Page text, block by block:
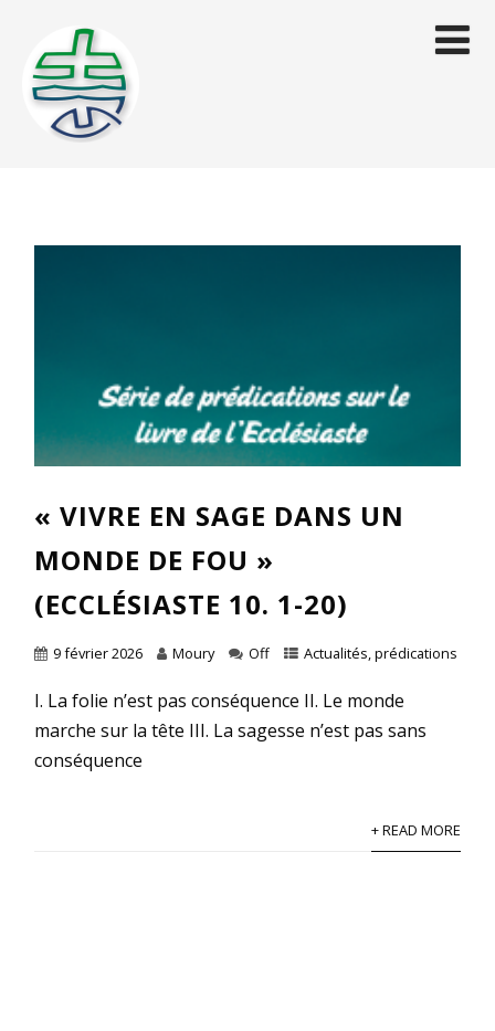
« VIVRE EN SAGE DANS UN
MONDE DE FOU »
(ECCLÉSIASTE 10. 1-20)
9 février 2026 Moury Off Actualités,prédications
I. La folie n’est pas conséquence II. Le monde
marche sur la tête III. La sagesse n’est pas sans
conséquence
+ READ MORE